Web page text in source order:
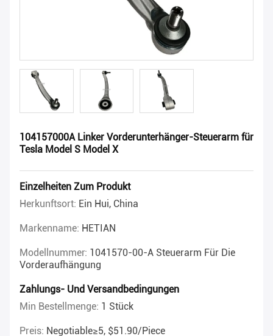
104157000A Linker Vorderunterhänger-Steuerarm für
Tesla Model S Model X
Einzelheiten Zum Produkt
Herkunftsort: Ein Hui, China
Markenname: HETIAN
Modellnummer: 1041570-00-A Steuerarm Für Die
Vorderaufhängung
Zahlungs- Und Versandbedingungen
Min Bestellmenge: 1 Stück
Preis: Negotiable≥5, $51.90/piece